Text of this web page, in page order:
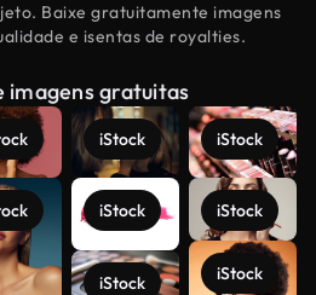
Baixe gratuitamente imagens
e isentas de royalties.
imagens gratuitas
iStock
iStock
iStock
iStock
iStock
iStock